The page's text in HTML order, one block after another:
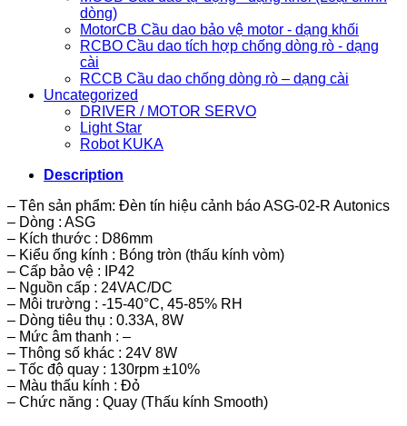
dòng)
MotorCB Cầu dao bảo vệ motor - dạng khối
RCBO Cầu dao tích hợp chống dòng rò - dạng
cài
RCCB Cầu dao chống dòng rò – dạng cài
Uncategorized
DRIVER / MOTOR SERVO
Light Star
Robot KUKA
Description
– Tên sản phẩm: Đèn tín hiệu cảnh báo ASG-02-R Autonics
– Dòng : ASG
– Kích thước : D86mm
– Kiểu ống kính : Bóng tròn (thấu kính vòm)
– Cấp bảo vệ : IP42
– Nguồn cấp : 24VAC/DC
– Môi trường : -15-40°C, 45-85% RH
– Dòng tiêu thụ : 0.33A, 8W
– Mức âm thanh : –
– Thông số khác : 24V 8W
– Tốc độ quay : 130rpm ±10%
– Màu thấu kính : Đỏ
– Chức năng : Quay (Thấu kính Smooth)